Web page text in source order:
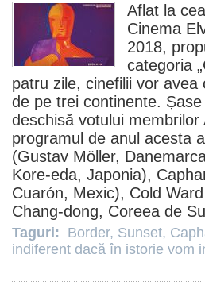
Aflat la
Cinema
2018,
categoria
patru zile, cinefilii vor
de pe trei continente.
deschisă votului
programul de anul acesta al
(Gustav Möller,
Kore-eda, Japonia),
Cuarón, Mexic), Cold
Chang-dong, Coreea de
Taguri: Border, Sunset,
indiferent dacă în istorie vom